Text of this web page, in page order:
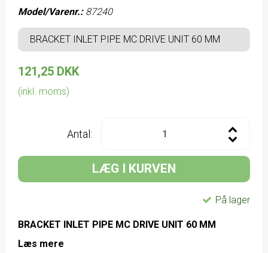
Model/Varenr.: 87240
BRACKET INLET PIPE MC DRIVE UNIT 60 MM
121,25 DKK
(inkl. moms)
Antal:
LÆG I KURVEN
På lager
BRACKET INLET PIPE MC DRIVE UNIT 60 MM
Læs mere